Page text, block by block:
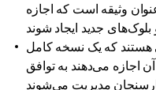
وثیقه است که اجازه
هستند که یک نسخه کامل
اجازه می‌دهند به توافق